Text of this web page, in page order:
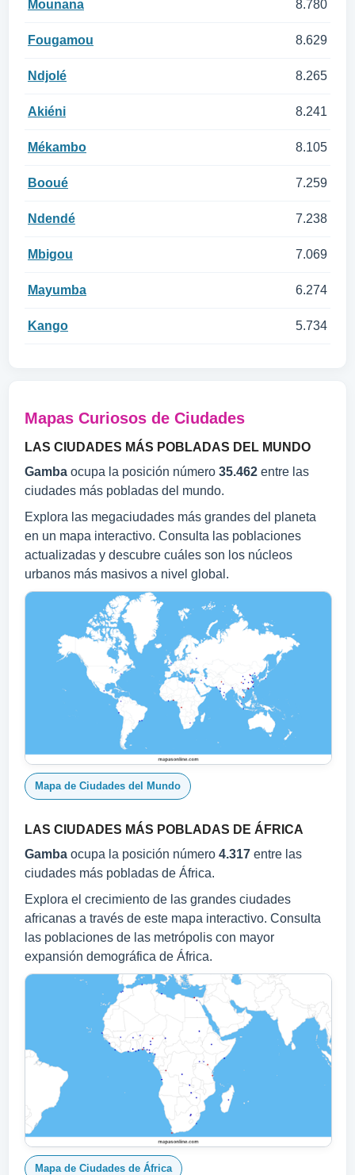
Mounana 8.780
Fougamou 8.629
Ndjolé 8.265
Akiéni 8.241
Mékambo 8.105
Booué 7.259
Ndendé 7.238
Mbigou 7.069
Mayumba 6.274
Kango 5.734
Mapas Curiosos de Ciudades
LAS CIUDADES MÁS POBLADAS DEL MUNDO
Gamba ocupa la posición número 35.462 entre las
ciudades más pobladas del mundo.
Explora las megaciudades más grandes del planeta
en un mapa interactivo. Consulta las poblaciones
actualizadas y descubre cuáles son los núcleos
urbanos más masivos a nivel global.
Mapa de Ciudades del Mundo
LAS CIUDADES MÁS POBLADAS DE ÁFRICA
Gamba ocupa la posición número 4.317 entre las
ciudades más pobladas de África.
Explora el crecimiento de las grandes ciudades
africanas a través de este mapa interactivo. Consulta
las poblaciones de las metrópolis con mayor
expansión demográfica de África.
Mapa de Ciudades de África